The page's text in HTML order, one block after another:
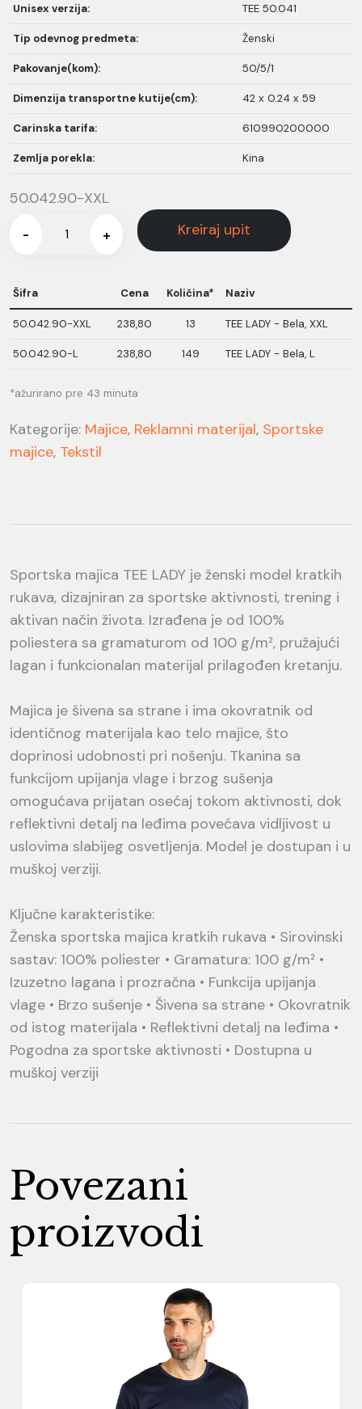
Unisex verzija: TEE 50.041
Tip odevnog predmeta: Ženski
Pakovanje(kom): 50/5/1
Dimenzija transportne kutije(cm): 42 x 0.24 x 59
Carinska tarifa: 610990200000
Zemlja porekla: Kina
50.042.90-XXL
- + Kreiraj upit
Šifra Cena Količina* Naziv
50.042.90-XXL 238,80 13 TEE LADY - Bela, XXL
50.042.90-L 238,80 149 TEE LADY - Bela, L
*ažurirano pre 43 minuta
Kategorije: Majice, Reklamni materijal, Sportske
majice, Tekstil
Sportska majica TEE LADY je ženski model kratkih
rukava, dizajniran za sportske aktivnosti, trening i
aktivan način života. Izrađena je od 100%
poliestera sa gramaturom od 100 g/m², pružajući
lagan i funkcionalan materijal prilagođen kretanju.
Majica je šivena sa strane i ima okovratnik od
identičnog materijala kao telo majice, što
doprinosi udobnosti pri nošenju. Tkanina sa
funkcijom upijanja vlage i brzog sušenja
omogućava prijatan osećaj tokom aktivnosti, dok
reflektivni detalj na leđima povećava vidljivost u
uslovima slabijeg osvetljenja. Model je dostupan i u
muškoj verziji.
Ključne karakteristike:
Ženska sportska majica kratkih rukava • Sirovinski
sastav: 100% poliester • Gramatura: 100 g/m² •
Izuzetno lagana i prozračna • Funkcija upijanja
vlage • Brzo sušenje • Šivena sa strane • Okovratnik
od istog materijala • Reflektivni detalj na leđima •
Pogodna za sportske aktivnosti • Dostupna u
muškoj verziji
Povezani
proizvodi